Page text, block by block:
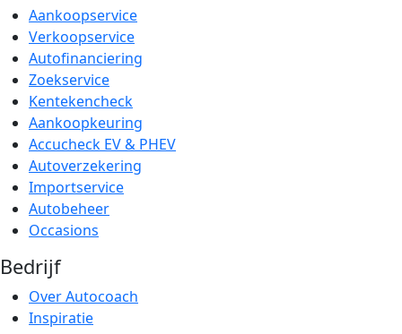
Aankoopservice
Verkoopservice
Autofinanciering
Zoekservice
Kentekencheck
Aankoopkeuring
Accucheck EV & PHEV
Autoverzekering
Importservice
Autobeheer
Occasions
Bedrijf
Over Autocoach
Inspiratie